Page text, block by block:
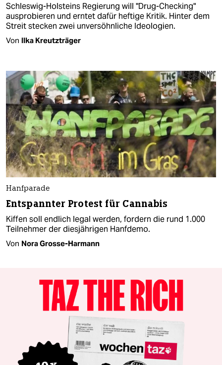
Schleswig-Holsteins Regierung will "Drug-Checking"
ausprobieren und erntet dafür heftige Kritik. Hinter dem
Streit stecken zwei unversöhnliche Ideologien.
Von Ilka Kreutzträger
Hanfparade
Entspannter Protest für Cannabis
Kiffen soll endlich legal werden, fordern die rund 1.000
Teilnehmer der diesjährigen Hanfdemo.
Von Nora Grosse-Harmann